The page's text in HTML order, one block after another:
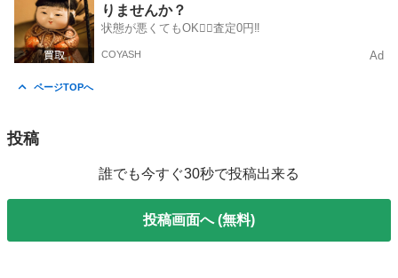
りませんか？
状態が悪くてもOK🙆‍♀️査定0円‼️
COYASH Ad
ページTOPへ
投稿
誰でも今すぐ30秒で投稿出来る
投稿画面へ (無料)